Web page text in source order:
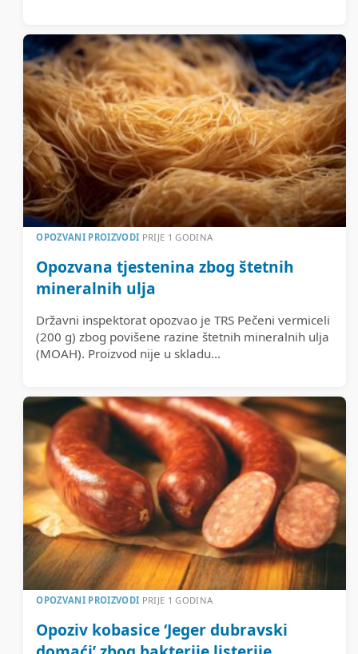
OPOZVANI PROIZVODI PRIJE 1 GODINA
Opozvana tjestenina zbog štetnih
mineralnih ulja
Državni inspektorat opozvao je TRS Pečeni vermiceli
(200 g) zbog povišene razine štetnih mineralnih ulja
(MOAH). Proizvod nije u skladu...
OPOZVANI PROIZVODI PRIJE 1 GODINA
Opoziv kobasice ‘Jeger dubravski